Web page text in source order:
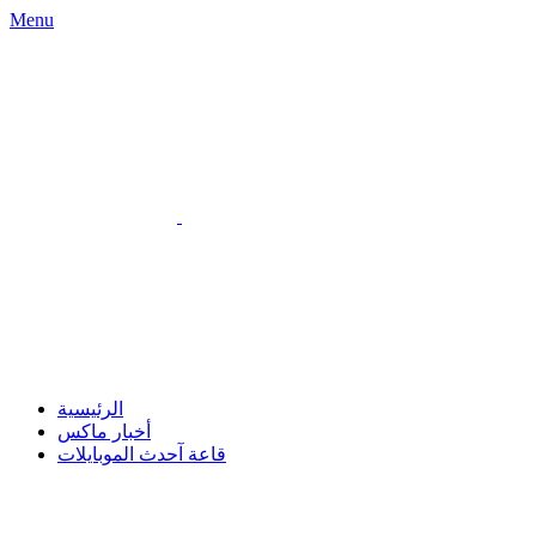
Menu
الرئيسية
أخبار ماكس
قاعة آحدث الموبايلات